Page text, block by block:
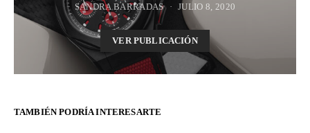
SANDRA BARRADAS JULIO 8, 2020
VER PUBLICACIÓN
TAMBIÉN PODRÍA INTERESARTE